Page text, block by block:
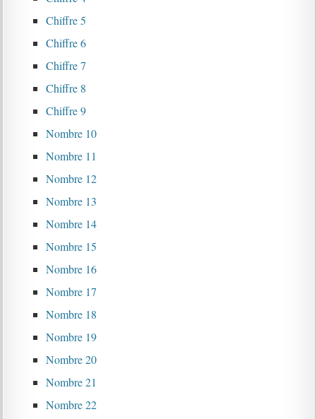
Chiffre 5
Chiffre 6
Chiffre 7
Chiffre 8
Chiffre 9
Nombre 10
Nombre 11
Nombre 12
Nombre 13
Nombre 14
Nombre 15
Nombre 16
Nombre 17
Nombre 18
Nombre 19
Nombre 20
Nombre 21
Nombre 22